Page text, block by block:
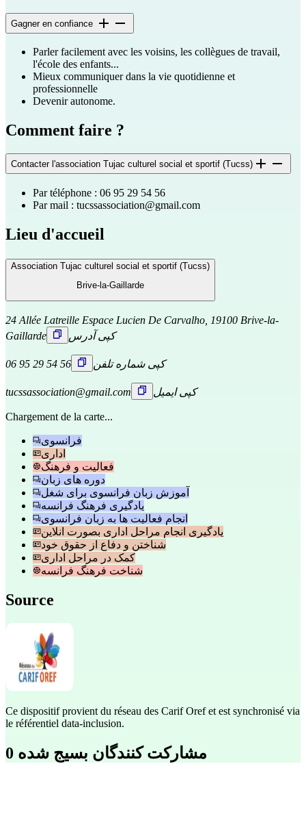
Gagner en confiance
Parler facilement avec les voisins, les collègues de travail,
l'école des enfants...
Mieux communiquer dans la vie quotidienne et
professionnelle
Devenir autonome.
Comment faire ?
Contacter l'association Tujac culturel social et sportif (Tucss)
Par téléphone : 06 95 29 54 56
Par mail : tucssassociation@gmail.com
Lieu d'accueil
Association Tujac culturel social et sportif (Tucss)
Brive-la-Gaillarde
24 Allée Latreille Espace Lucien De Carvalho, 19100 Brive-la-
Gaillarde
کپی آدرس
06 95 29 54 56 کپی شماره تلفن
tucssassociation@gmail.com کپی ایمیل
Chargement de la carte...
فرانسوی
اداری
فعالیت و فرهنگ
دوره های زبان
آموزش زبان فرانسوی برای شغل
یادگیری فرهنگ فرانسه
انجام فعالیت ها به زبان فرانسوی
یادگیری انجام مراحل اداری بصورت انلاین
شناختن و دفاع از حقوق خود
کمک در مراحل اداری
شناخت فرهنگ فرانسه
Source
Ce dispositif provient du réseau des Carif Oref et est synchronisé via
le référentiel data-inclusion.
0 مشارکت کنندگان بسیج شده